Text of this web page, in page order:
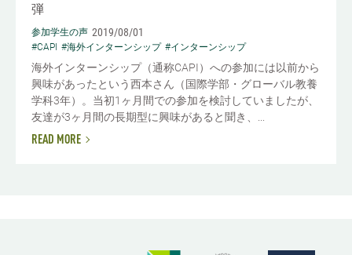
弾
参加学生の声 2019/08/01
#CAPI #海外インターンシップ #インターンシップ
海外インターンシップ（通称CAPI）への参加には以前から
興味があったという西本さん（国際学部・グローバル教養
学科3年）。当初1ヶ月間での参加を検討していましたが、
友達が3ヶ月間の長期型に興味があると聞き、...
READ MORE